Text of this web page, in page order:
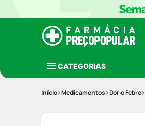
CATEGORIAS
Medicamentos Dor e Febre